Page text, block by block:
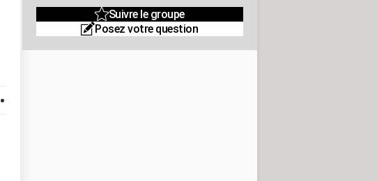
Suivre le groupe
Posez votre question